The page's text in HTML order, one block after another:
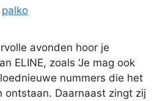
palko
avonden hoor je
ELINE, zoals ‘Je mag ook
nummers die het
ontstaan. Daarnaast zingt zij